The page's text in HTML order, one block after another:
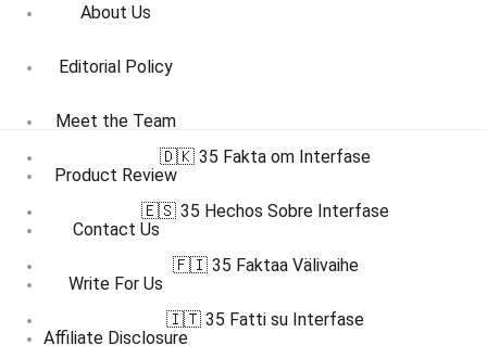
About Us
Editorial Policy
Meet the Team
Product Review
Contact Us
Write For Us
Affiliate Disclosure
🇩🇰 35 Fakta om Interfase
🇪🇸 35 Hechos Sobre Interfase
🇫🇮 35 Faktaa Välivaihe
🇮🇹 35 Fatti su Interfase